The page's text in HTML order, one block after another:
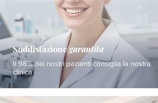
Soddisfazionegarantita
Il 98% dei nostri pazienti consiglia la nostra
clinica